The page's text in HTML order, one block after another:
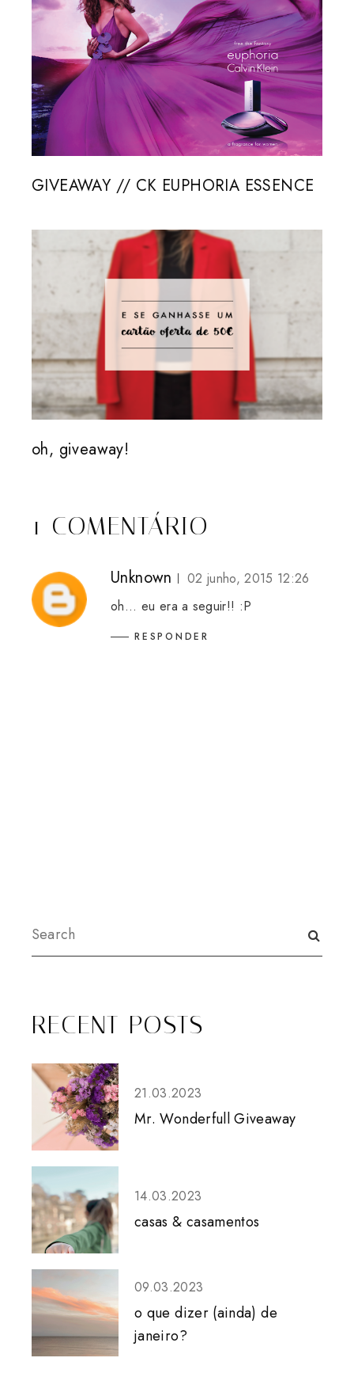
GIVEAWAY // CK EUPHORIA ESSENCE
oh, giveaway!
1 COMENTÁRIO
Unknown
02 junho, 2015 12:26
oh... eu era a seguir!! :P
RESPONDER
RECENT POSTS
21.03.2023
Mr. Wonderfull Giveaway
14.03.2023
casas & casamentos
09.03.2023
o que dizer (ainda) de
janeiro?